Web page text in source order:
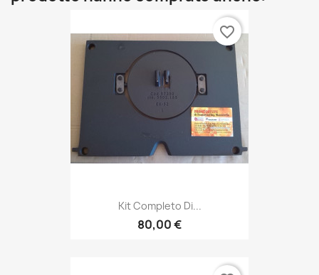
Kit Completo Di...
80,00 €
favorite_border